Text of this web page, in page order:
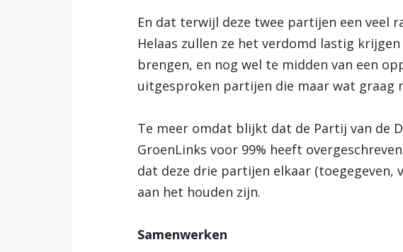
En dat terwijl deze twee partijen een veel
Helaas zullen ze het verdomd lastig
brengen, en nog wel te midden van een
uitgesproken partijen die maar wat graag
Te meer omdat blijkt dat de Partij van de
GroenLinks voor 99% heeft
dat deze drie partijen elkaar (toegegeven,
aan het houden zijn.
Samenwerken